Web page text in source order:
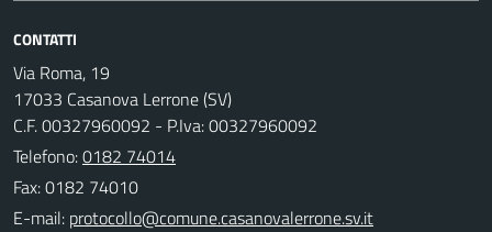
CONTATTI
Via Roma, 19
17033 Casanova Lerrone (SV)
C.F. 00327960092 - P.Iva: 00327960092
Telefono:0182 74014
Fax: 0182 74010
E-mail: